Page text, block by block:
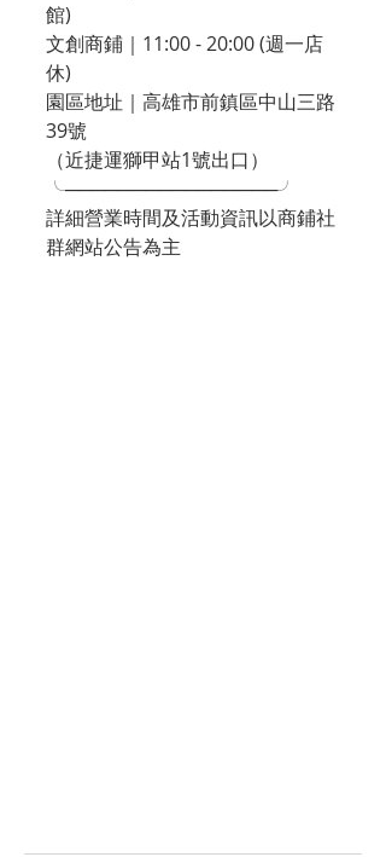
館)
文創商鋪｜11:00 - 20:00 (週一店
休)
園區地址｜高雄市前鎮區中山三路
39號
（近捷運獅甲站1號出口）
╰────────────────╯
詳細營業時間及活動資訊以商鋪社
群網站公告為主